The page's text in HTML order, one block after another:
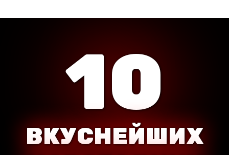
10
ВКУСНЕЙШИХ